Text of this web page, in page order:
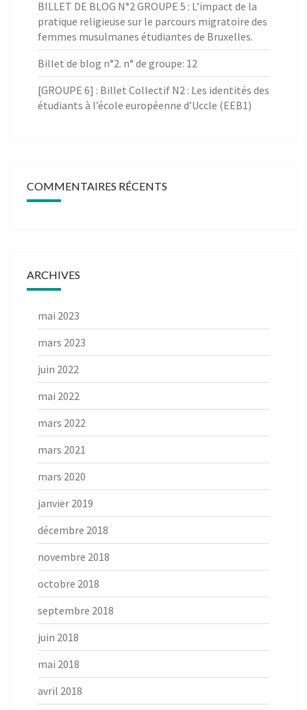
BILLET DE BLOG N°2 GROUPE 5 : L’impact de la
pratique religieuse sur le parcours migratoire des
femmes musulmanes étudiantes de Bruxelles.
Billet de blog n°2. n° de groupe: 12
[GROUPE 6] : Billet Collectif N2 : Les identités des
étudiants à l’école européenne d’Uccle (EEB1)
COMMENTAIRES RÉCENTS
ARCHIVES
mai 2023
mars 2023
juin 2022
mai 2022
mars 2022
mars 2021
mars 2020
janvier 2019
décembre 2018
novembre 2018
octobre 2018
septembre 2018
juin 2018
mai 2018
avril 2018